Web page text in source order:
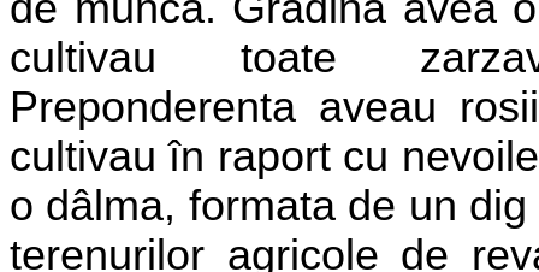
cultivau toate
Preponderenta aveau
cultivau în raport cu
o dâlma, formata de un
terenurilor agricole de